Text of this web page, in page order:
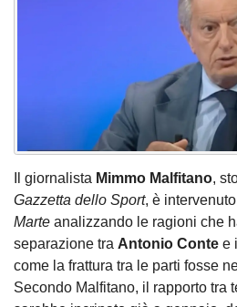
Il giornalista Mimmo Malfitano,
Gazzetta dello Sport, è
Marte analizzando le ragioni che
separazione tra Antonio Conte e il
come la frattura tra le parti fosse
Secondo Malfitano, il rapporto tra